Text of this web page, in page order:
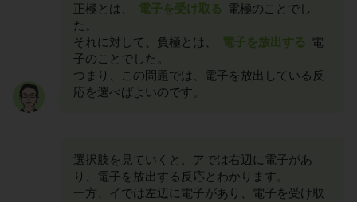
正極とは、
電子を受け取る
電極のことでし
た。
それに対して、負極とは、
電子を放出する
電
子のことでした。
つまり、この問題では、電子を放出している反
応を選べばよいのです。
選択肢を見ていくと、アでは右辺に電子があ
り、電子を放出する反応とわかります。
一方、イでは左辺に電子があり、電子を受け取